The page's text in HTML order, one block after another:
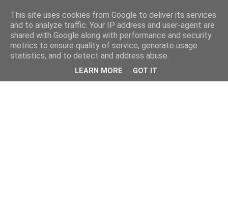
This site uses cookies from Google to deliver its services
and to analyze traffic. Your IP address and user-agent are
shared with Google along with performance and security
metrics to ensure quality of service, generate usage
statistics, and to detect and address abuse.
LEARN MORE GOT IT